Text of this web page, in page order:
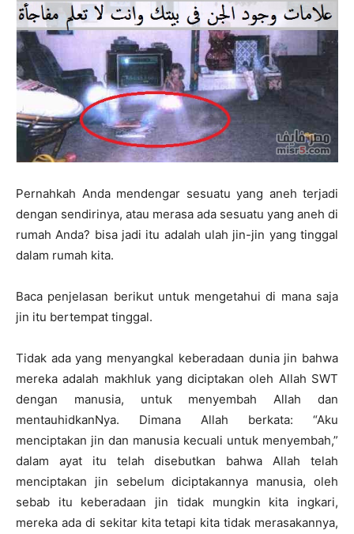
Pernahkah Anda mendengar sesuatu yang aneh terjadi
dengan sendirinya, atau merasa ada sesuatu yang aneh di
rumah Anda? bisa jadi itu adalah ulah jin-jin yang tinggal
dalam rumah kita.
Baca penjelasan berikut untuk mengetahui di mana saja
jin itu bertempat tinggal.
Tidak ada yang menyangkal keberadaan dunia jin bahwa
mereka adalah makhluk yang diciptakan oleh Allah SWT
dengan manusia, untuk menyembah Allah dan
mentauhidkanNya. Dimana Allah berkata: “Aku
menciptakan jin dan manusia kecuali untuk menyembah,”
dalam ayat itu telah disebutkan bahwa Allah telah
menciptakan jin sebelum diciptakannya manusia, oleh
sebab itu keberadaan jin tidak mungkin kita ingkari,
mereka ada di sekitar kita tetapi kita tidak merasakannya,